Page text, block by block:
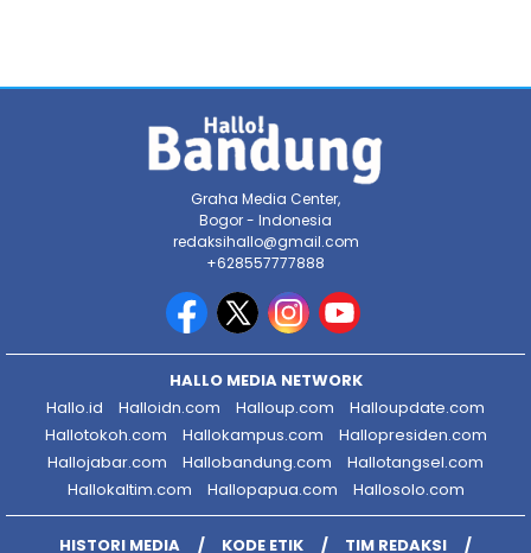
Graha Media Center,
Bogor - Indonesia
redaksihallo@gmail.com
+628557777888
HALLO MEDIA NETWORK
Hallo.id
Halloidn.com Halloup.com
Halloupdate.com
Hallotokoh.com
Hallokampus.com
Hallopresiden.com
Hallojabar.com
Hallobandung.com
Hallotangsel.com
Hallokaltim.com
Hallopapua.com Hallosolo.com
HISTORI MEDIA KODE ETIK TIM REDAKSI